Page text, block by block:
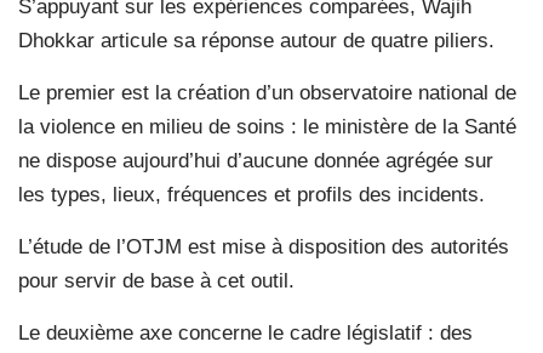
S’appuyant sur les expériences comparées, Wajih
Dhokkar articule sa réponse autour de quatre piliers.
Le premier est la création d’un observatoire national de
la violence en milieu de soins : le ministère de la Santé
ne dispose aujourd’hui d’aucune donnée agrégée sur
les types, lieux, fréquences et profils des incidents.
L’étude de l’OTJM est mise à disposition des autorités
pour servir de base à cet outil.
Le deuxième axe concerne le cadre législatif : des